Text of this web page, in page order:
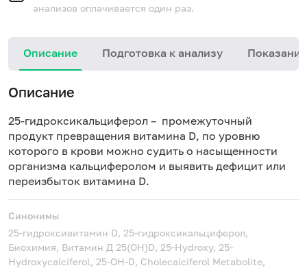
анализов оплачивается один раз.
Описание Подготовка к анализу
Описание
25-гидроксикальциферол – промежуточный
продукт превращения витамина D, по уровню
которого в крови можно судить о насыщенности
организма кальциферолом и выявить дефицит или
переизбыток витамина D.
Синонимы
25-гидроксивитамин D, 25-гидроксикальциферол,
Биохимия, Витамин Д 25(OH)D, 25-Hydroxy, 25-
Hydroxycalciferol, 25-OH-D, Cholecalciferol Metabolite,